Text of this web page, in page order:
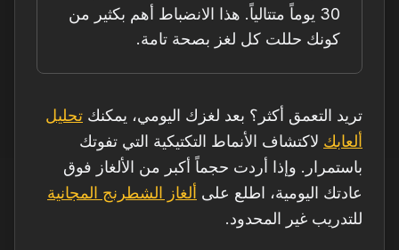
30 يوماً متتالياً. هذا الانضباط أهم بكثير من
كونك حللت كل لغز بصحة تامة.
تريد التعمق أكثر؟ بعد لغزك اليومي، يمكنك تحليل
ألعابك لاكتشاف الأنماط التكتيكية التي تفوتك
باستمرار. وإذا أردت حجماً أكبر من الألغاز فوق
عادتك اليومية، اطلع على ألغاز الشطرنج المجانية
للتدريب غير المحدود.